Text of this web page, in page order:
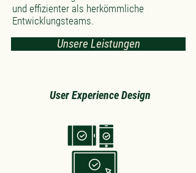
und effizienter als herkömmliche
Entwicklungsteams.
Unsere Leistungen
User Experience Design